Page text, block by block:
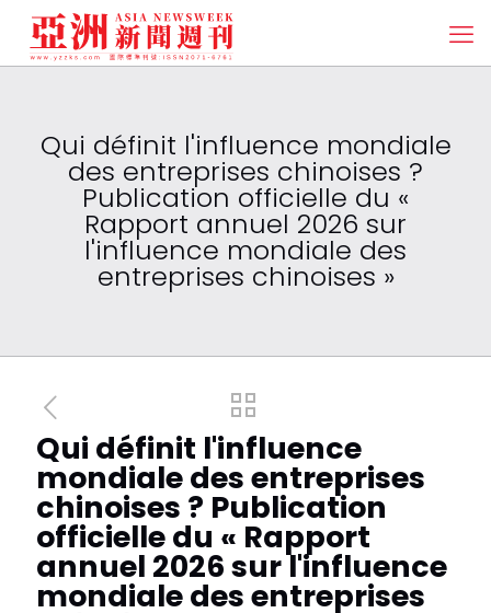
Qui définit l'influence mondiale
des entreprises chinoises ?
Publication officielle du «
Rapport annuel 2026 sur
l'influence mondiale des
entreprises chinoises »
Qui définit l'influence
mondiale des entreprises
chinoises ? Publication
officielle du « Rapport
annuel 2026 sur l'influence
mondiale des entreprises